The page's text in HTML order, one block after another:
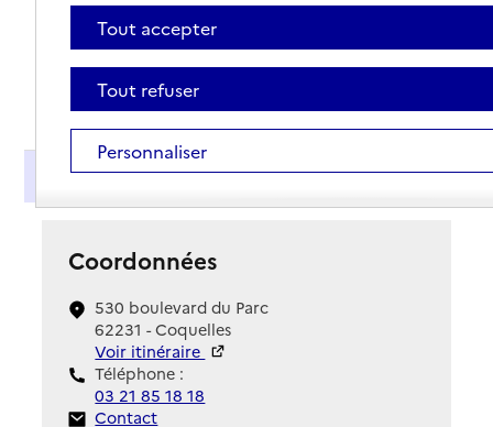
Présentation
Coordonnées
530 boulevard du Parc
62231 - Coquelles
Voir itinéraire
Téléphone :
03 21 85 18 18
Contact
Contact
Tout accepter
Tout refuser
Personnaliser